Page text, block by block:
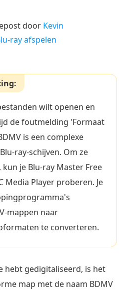
door Kevin
ray afspelen
wilt openen en
de foutmelding 'Formaat
is een complexe
ray-schijven. Om ze
je Blu-ray Master Free
Media Player proberen. Je
mappen naar
te converteren.
hebt gedigitaliseerd, is het
map met de naam BDMV